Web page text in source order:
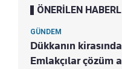
ÖNERİLEN
GÜNDEM
Dükkanın
Emlakçılar çözüm